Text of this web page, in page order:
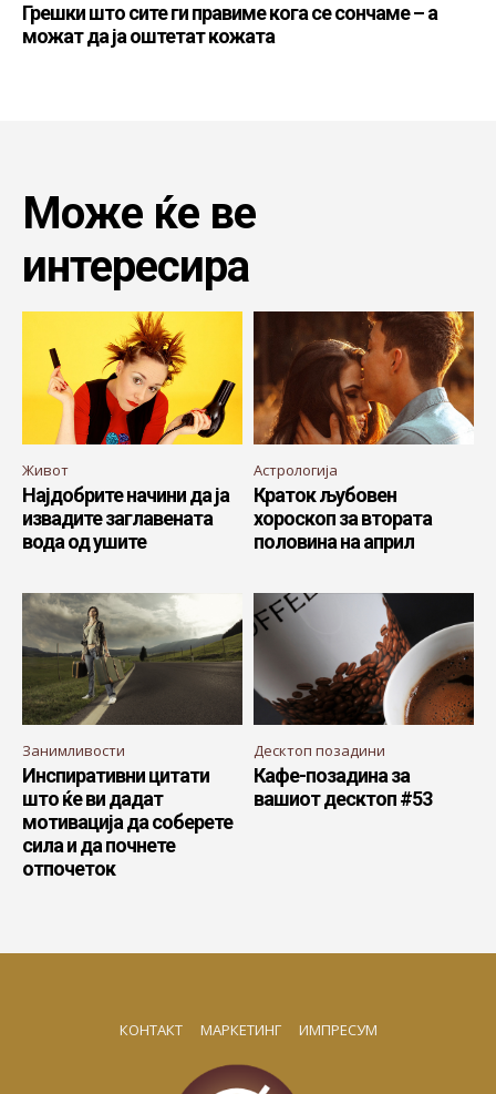
Грешки што сите ги правиме кога се сончаме – а
можат да ја оштетат кожата
Може ќе ве
интересира
Живот
Најдобрите начини да ја
извадите заглавената
вода од ушите
Астрологија
Краток љубовен
хороскоп за втората
половина на април
Занимливости
Инспиративни цитати
што ќе ви дадат
мотивација да соберете
сила и да почнете
отпочеток
Десктоп позадини
Кафе-позадина за
вашиот десктоп #53
КОНТАКТ МАРКЕТИНГ ИМПРЕСУМ